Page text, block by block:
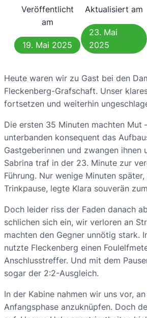
Veröffentlicht
am
19. Mai 2025
Aktualisiert am
23. Mai
2025
Heute waren wir zu Gast bei den
Fleckenberg-Grafschaft. Unser
fortsetzen und weiterhin
Die ersten 35 Minuten machten Mut
unterbanden konsequent das
Gastgeberinnen und zwangen ihnen
Sabrina traf in der 23. Minute zur
Führung. Nur wenige Minuten
Trinkpause, legte Klara souverän
Doch leider riss der Faden danach
schlichen sich ein, wir verloren an
machten den Gegner unnötig stark.
nutzte Fleckenberg einen
Anschlusstreffer. Und mit dem
sogar der 2:2-Ausgleich.
In der Kabine nahmen wir uns vor,
Anfangsphase anzuknüpfen. Doch